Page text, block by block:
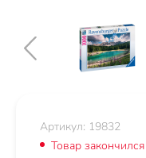
Артикул: 19832
Товар закончился